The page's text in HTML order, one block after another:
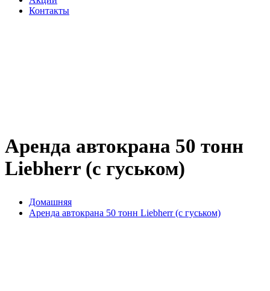
Контакты
Аренда автокрана 50 тонн
Liebherr (с гуськом)
Домашняя
Аренда автокрана 50 тонн Liebherr (с гуськом)